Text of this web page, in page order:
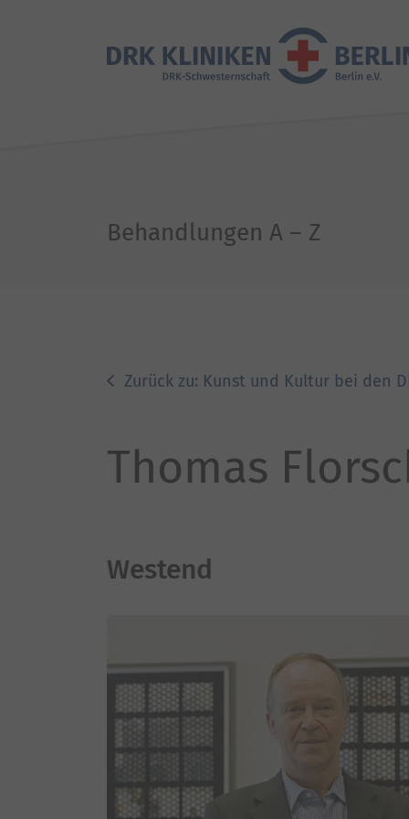
Behandlungen A – Z
Zurück zu: Kunst und Kultur bei den
Thomas
Westend